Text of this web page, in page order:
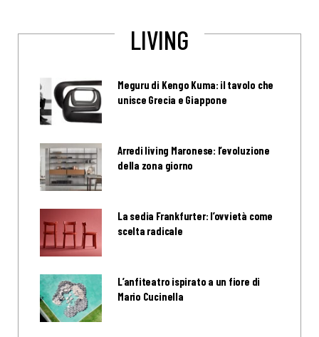
LIVING
Meguru di Kengo Kuma: il tavolo che
unisce Grecia e Giappone
Arredi living Maronese: l’evoluzione
della zona giorno
La sedia Frankfurter: l’ovvietà come
scelta radicale
L’anfiteatro ispirato a un fiore di
Mario Cucinella